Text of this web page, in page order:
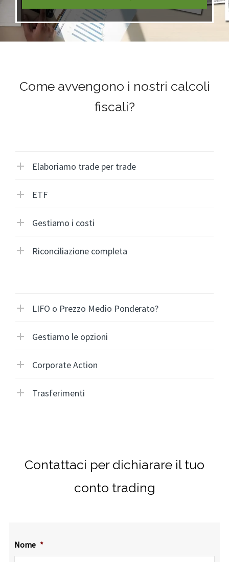
Come avvengono i nostri calcoli
fiscali?
Elaboriamo trade per trade
ETF
Gestiamo i costi
Riconciliazione completa
LIFO o Prezzo Medio Ponderato?
Gestiamo le opzioni
Corporate Action
Trasferimenti
Contattaci per dichiarare il tuo
conto trading
Nome *